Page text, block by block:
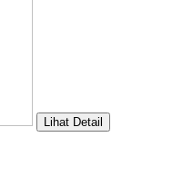
Lihat Detail